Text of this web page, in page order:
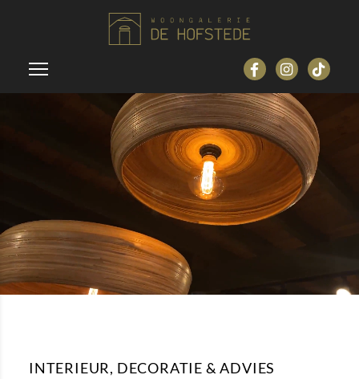
INTERIEUR, DECORATIE & ADVIES